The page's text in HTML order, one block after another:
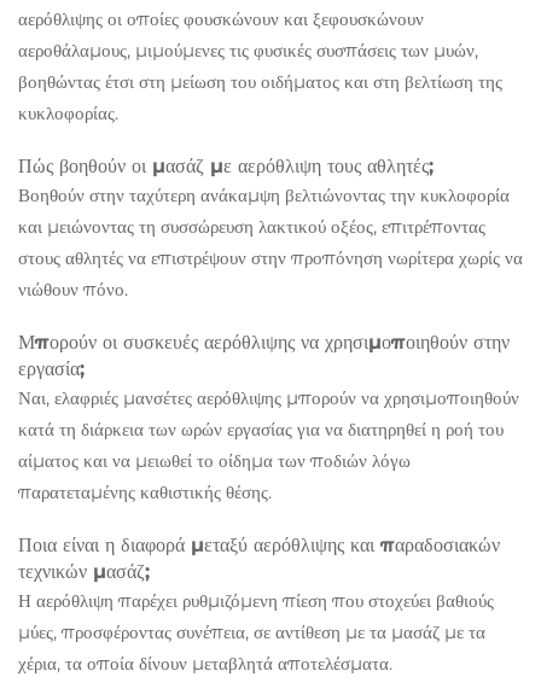
αερόθλιψης οι οποίες φουσκώνουν και ξεφουσκώνουν
αεροθάλαμους, μιμούμενες τις φυσικές συσπάσεις των μυών,
βοηθώντας έτσι στη μείωση του οιδήματος και στη βελτίωση της
κυκλοφορίας.
Πώς βοηθούν οι μασάζ με αερόθλιψη τους αθλητές;
Βοηθούν στην ταχύτερη ανάκαμψη βελτιώνοντας την κυκλοφορία
και μειώνοντας τη συσσώρευση λακτικού οξέος, επιτρέποντας
στους αθλητές να επιστρέψουν στην προπόνηση νωρίτερα χωρίς να
νιώθουν πόνο.
Μπορούν οι συσκευές αερόθλιψης να χρησιμοποιηθούν στην
εργασία;
Ναι, ελαφριές μανσέτες αερόθλιψης μπορούν να χρησιμοποιηθούν
κατά τη διάρκεια των ωρών εργασίας για να διατηρηθεί η ροή του
αίματος και να μειωθεί το οίδημα των ποδιών λόγω
παρατεταμένης καθιστικής θέσης.
Ποια είναι η διαφορά μεταξύ αερόθλιψης και παραδοσιακών
τεχνικών μασάζ;
Η αερόθλιψη παρέχει ρυθμιζόμενη πίεση που στοχεύει βαθιούς
μύες, προσφέροντας συνέπεια, σε αντίθεση με τα μασάζ με τα
χέρια, τα οποία δίνουν μεταβλητά αποτελέσματα.